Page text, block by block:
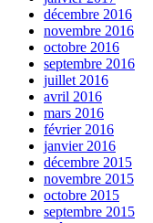
décembre 2016
novembre 2016
octobre 2016
septembre 2016
juillet 2016
avril 2016
mars 2016
février 2016
janvier 2016
décembre 2015
novembre 2015
octobre 2015
septembre 2015